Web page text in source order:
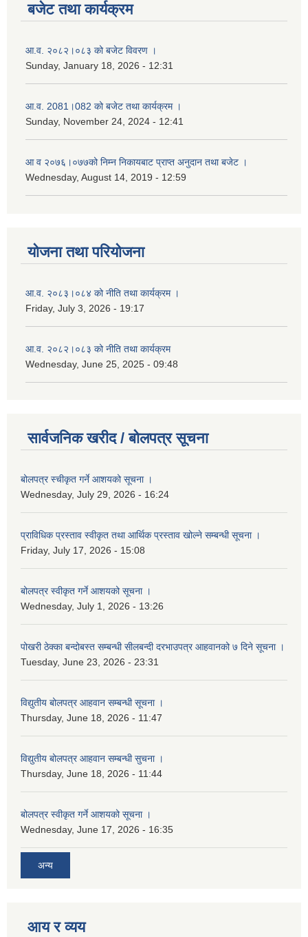
बजेट तथा कार्यक्रम
आ.व. २०८२।०८३ को बजेट विवरण ।
Sunday, January 18, 2026 - 12:31
आ.व. 2081।082 को बजेट तथा कार्यक्रम ।
Sunday, November 24, 2024 - 12:41
आ‌ व २०७६।०७७को निम्न निकायबाट प्राप्त अनुदान तथा बजेट ।
Wednesday, August 14, 2019 - 12:59
योजना तथा परियोजना
आ.व. २०८३।०८४ को नीति तथा कार्यक्रम ।
Friday, July 3, 2026 - 19:17
आ.व. २०८२।०८३ को नीति तथा कार्यक्रम
Wednesday, June 25, 2025 - 09:48
सार्वजनिक खरीद / बोलपत्र सूचना
बोलपत्र स्चीकृत गर्ने आशयको सूचना ।
Wednesday, July 29, 2026 - 16:24
प्राविधिक प्रस्ताव स्वीकृत तथा आर्थिक प्रस्ताव खोल्ने सम्बन्धी सूचना ।
Friday, July 17, 2026 - 15:08
बोलपत्र स्वीकृत गर्ने आशयको सूचना ।
Wednesday, July 1, 2026 - 13:26
पोखरी ठेक्का बन्दोबस्त सम्बन्धी सीलबन्दी दरभाउपत्र आहवानको ७ दिने सूचना ।
Tuesday, June 23, 2026 - 23:31
विद्युतीय बोलपत्र आहवान सम्बन्धी सूचना ।
Thursday, June 18, 2026 - 11:47
विद्युतीय बोलपत्र आहवान सम्बन्धी सुचना ।
Thursday, June 18, 2026 - 11:44
बोलपत्र स्वीकृत गर्ने आशयको सूचना ।
Wednesday, June 17, 2026 - 16:35
अन्य
आय र व्यय